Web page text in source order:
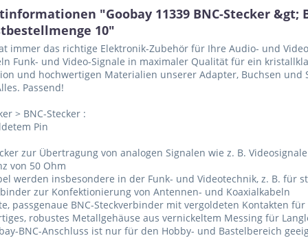
"Goobay 11339 BNC-Stecker &gt;
10"
immer das richtige Elektronik-Zubehör für Ihre Audio- und
Funk- und Video-Signale in maximaler Qualität für ein
und hochwertigen Materialien unserer Adapter, Buchsen und
Passend!
> BNC-Stecker :
Pin
zur Übertragung von analogen Signalen wie z. B. Videosignale
von 50 Ohm
werden insbesondere in der Funk- und Videotechnik, z. B. für
zur Konfektionierung von Antennen- und Koaxialkabeln
passgenaue BNC-Steckverbinder mit vergoldeten Kontakten
robustes Metallgehäuse aus vernickeltem Messing für
BNC-Anschluss ist nur für den Hobby- und Bastelbereich